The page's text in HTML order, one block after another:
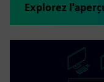
Explorez